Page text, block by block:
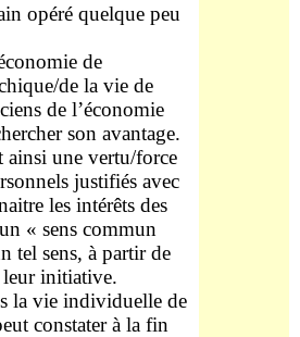
opéré quelque peu
de
de la vie de
de l’économie
son avantage.
ainsi une vertu/force
justifiés avec
les intérêts des
« sens commun
tel sens, à partir de
leur initiative.
la vie individuelle de
constater à la fin